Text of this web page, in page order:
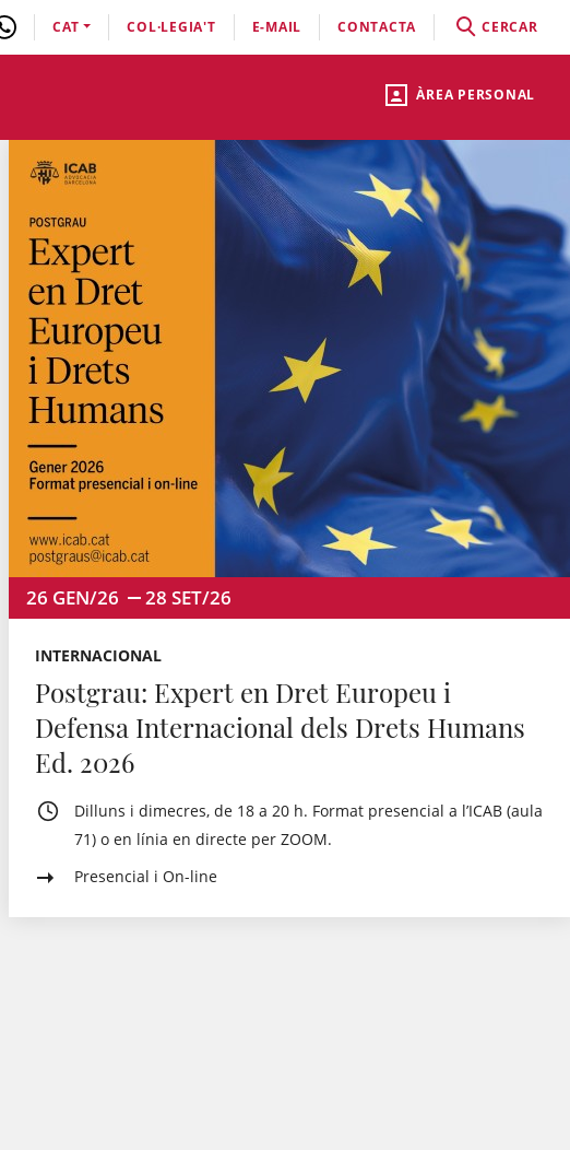
ÀREA PERSONAL
CAT COL·LEGIA'T E-MAIL CONTACTA CERCAR
26 GEN/26 28 SET/26
INTERNACIONAL
Postgrau: Expert en Dret Europeu i
Defensa Internacional dels Drets Humans
Ed. 2026
Dilluns i dimecres, de 18 a 20 h. Format presencial a l’ICAB (aula
71) o en línia en directe per ZOOM.
Presencial i On-line